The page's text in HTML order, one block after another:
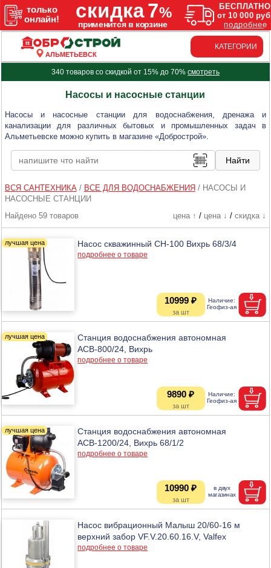
АЛЬМЕТЬЕВСК
КАТЕГОРИИ
340 товаров со скидкой от 15% до 70% смотреть
Насосы и насосные станции
Насосы и насосные станции для водоснабжения, дренажа и
канализации для различных бытовых и промышленных задач в
Альметьевске можно купить в магазине «Добрострой».
ВСЯ САНТЕХНИКА/ ВСЕ ДЛЯ ВОДОСНАБЖЕНИЯ / НАСОСЫ И
НАСОСНЫЕ СТАНЦИИ
Найдено 59 товаров
цена ↑ / цена ↓ / скидка ↓
Насос скважинный СН-100 Вихрь 68/3/4
подробнее о товаре
10999 ₽
Станция водоснабжения автономная
АСВ-800/24, Вихрь
подробнее о товаре
9890 ₽
Станция водоснабжения автономная
АСВ-1200/24, Вихрь 68/1/2
подробнее о товаре
10990 ₽
Насос вибрационный Малыш 20/60-16 м
верхний забор VF.V.20.60.16.V, Valfex
подробнее о товаре